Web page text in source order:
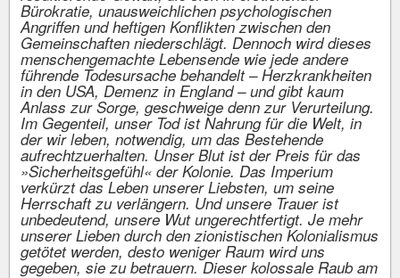
Bürokratie, unausweichlichen psychologischen
Angriffen und heftigen Konflikten zwischen den
Gemeinschaften niederschlägt. Dennoch wird dieses
menschengemachte Lebensende wie jede andere
führende Todesursache behandelt – Herzkrankheiten
in den USA, Demenz in England – und gibt kaum
Anlass zur Sorge, geschweige denn zur Verurteilung.
Im Gegenteil, unser Tod ist Nahrung für die Welt, in
der wir leben, notwendig, um das Bestehende
aufrechtzuerhalten. Unser Blut ist der Preis für das
»Sicherheitsgefühl« der Kolonie. Das Imperium
verkürzt das Leben unserer Liebsten, um seine
Herrschaft zu verlängern. Und unsere Trauer ist
unbedeutend, unsere Wut ungerechtfertigt. Je mehr
unserer Lieben durch den zionistischen Kolonialismus
getötet werden, desto weniger Raum wird uns
gegeben, sie zu betrauern. Dieser kolossale Raub am